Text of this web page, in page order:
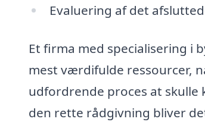
Evaluering af det
Et firma med specialisering i
mest værdifulde ressourcer,
udfordrende proces at skulle
den rette rådgivning bliver